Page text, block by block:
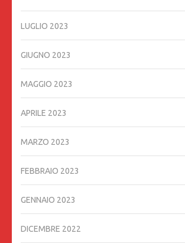
LUGLIO 2023
GIUGNO 2023
MAGGIO 2023
APRILE 2023
MARZO 2023
FEBBRAIO 2023
GENNAIO 2023
DICEMBRE 2022